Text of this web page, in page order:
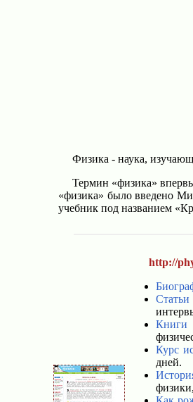
Физика - наука,
Термин «физика»
«физика» было введено
учебник под названием
http://
Книги
Курс
дней.